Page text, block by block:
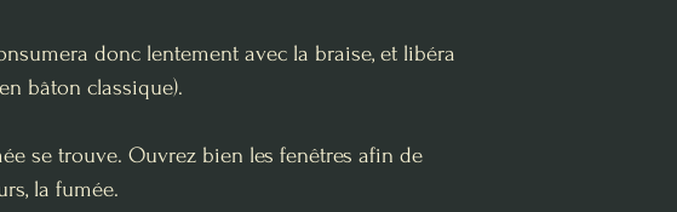
donc lentement avec la braise, et libéra
bâton classique).
se trouve. Ouvrez bien les fenêtres afin de
la fumée.